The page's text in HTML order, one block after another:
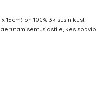
15cm) on 100% 3k süsinikust
kes soovib